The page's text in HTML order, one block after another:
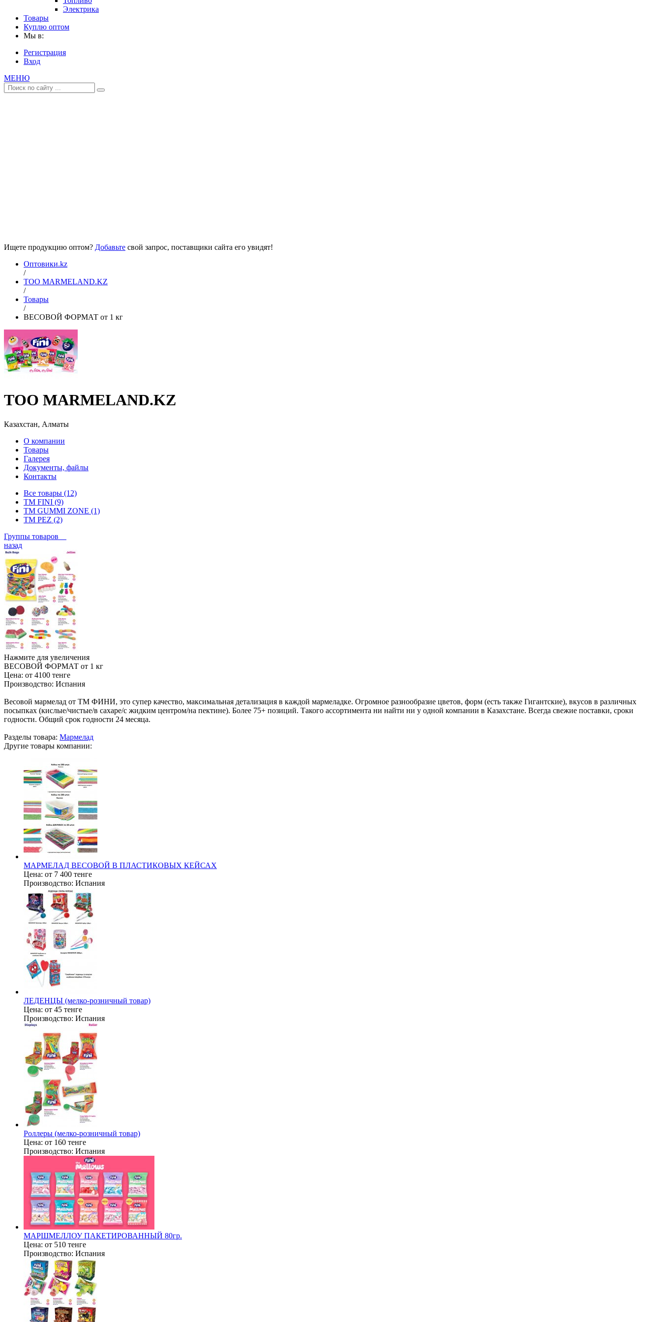
Электрика
Товары
Куплю оптом
Мы в:
Регистрация
Вход
МЕНЮ
Ищете продукцию оптом? Добавьте свой запрос, поставщики сайта его увидят!
Оптовики.kz
/
ТОО MARMELAND.KZ
/
Товары
/
ВЕСОВОЙ ФОРМАТ от 1 кг
ТОО MARMELAND.KZ
Казахстан, Алматы
О компании
Товары
Галерея
Документы, файлы
Контакты
Все товары (12)
ТМ FINI (9)
ТМ GUMMI ZONE (1)
ТМ PEZ (2)
Группы товаров
назад
Нажмите для увеличения
ВЕСОВОЙ ФОРМАТ от 1 кг
Цена: от 4100 тенге
Производство: Испания
Весовой мармелад от ТМ ФИНИ, это супер качество, максимальная детализация в каждой мармеладке. Огромное разнообразие цветов, форм (есть также Гигантские), вкусов в различных
посыпках (кислые/чистые/в сахаре/с жидким центром/на пектине). Более 75+ позиций. Такого ассортимента ни найти ни у одной компании в Казахстане. Всегда свежие поставки, сроки
годности. Общий срок годности 24 месяца.
Разделы товара: Мармелад
Другие товары компании:
МАРМЕЛАД ВЕСОВОЙ В ПЛАСТИКОВЫХ КЕЙСАХ
Цена: от 7 400 тенге
Производство: Испания
ЛЕДЕНЦЫ (мелко-розничный товар)
Цена: от 45 тенге
Производство: Испания
Роллеры (мелко-розничный товар)
Цена: от 160 тенге
Производство: Испания
МАРШМЕЛЛОУ ПАКЕТИРОВАННЫЙ 80гр.
Цена: от 510 тенге
Производство: Испания